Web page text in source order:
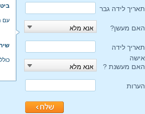
עם
תאריך לידה גבר
האם מעשן? אנא מלא
תאריך לידה
אישה
האם מעשנת ?
אנא מלא
הערות